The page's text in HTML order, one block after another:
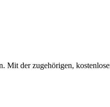
Mit der zugehörigen,